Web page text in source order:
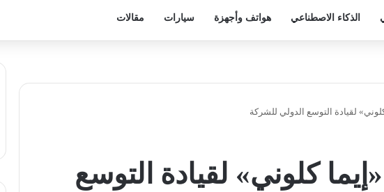
الذكاء الاصطناعي هواتف وأجهزة سيارات مقالات
«إيما كلوني» لقيادة التوسع